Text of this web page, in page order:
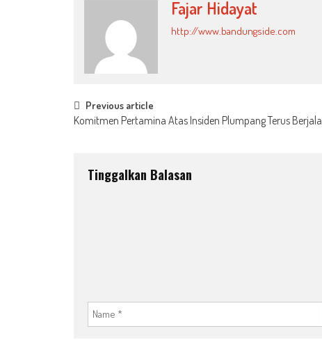
Fajar Hidayat
http://www.bandungside.com
Post
Previous article
Komitmen Pertamina Atas Insiden Plumpang Terus
Tinggalkan Balasan